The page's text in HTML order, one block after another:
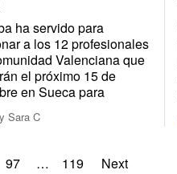
ha servido para
a los 12 profesionales
Valenciana que
el próximo 15 de
en Sueca para
Sara C
97 … 119 Next